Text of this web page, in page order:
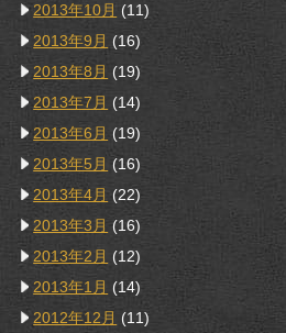
2013年10月 (11)
2013年9月 (16)
2013年8月 (19)
2013年7月 (14)
2013年6月 (19)
2013年5月 (16)
2013年4月 (22)
2013年3月 (16)
2013年2月 (12)
2013年1月 (14)
2012年12月 (11)